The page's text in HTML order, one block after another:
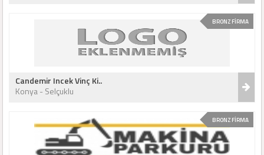
BRONZ FİRMA
Candemir Incek Vinç Ki..
Konya - Selçuklu
BRONZ FİRMA